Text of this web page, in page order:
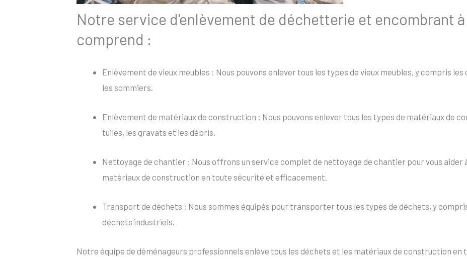
Notre service d'enlèvement de déchetterie et encombrant à
comprend :
Enlèvement de vieux meubles : Nous pouvons enlever tous les types de vieux meubles, y compris
les sommiers.
Enlèvement de matériaux de construction : Nous pouvons enlever tous les types de matériaux de
tuiles, les gravats et les débris.
Nettoyage de chantier : Nous offrons un service complet de nettoyage de chantier pour vous aider
matériaux de construction en toute sécurité et efficacement.
Transport de déchets : Nous sommes équipés pour transporter tous les types de déchets, y
déchets industriels.
Notre équipe de déménageurs professionnels enlève tous les déchets et les matériaux de construction